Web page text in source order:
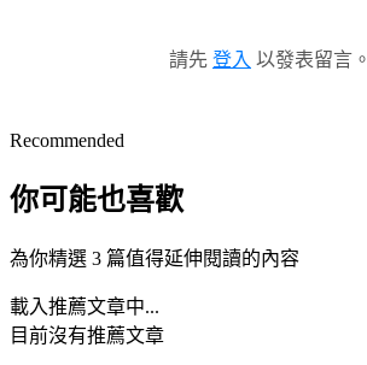
請先 登入 以發表留言。
Recommended
你可能也喜歡
為你精選 3 篇值得延伸閱讀的內容
載入推薦文章中...
目前沒有推薦文章